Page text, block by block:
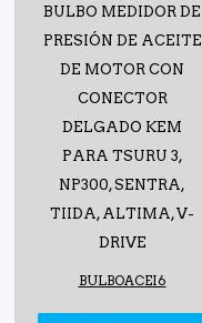
BULBO MEDIDOR DE
PRESIÓN DE ACEITE
DE MOTOR CON
CONECTOR
DELGADO KEM
PARA TSURU 3,
NP300, SENTRA,
TIIDA, ALTIMA, V-
DRIVE
BULBOACEI6